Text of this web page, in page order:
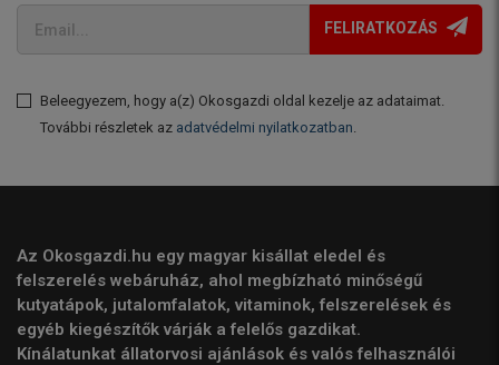
FELIRATKOZÁS
Beleegyezem, hogy a(z) Okosgazdi oldal kezelje az adataimat.
További részletek az adatvédelmi nyilatkozatban.
Az Okosgazdi.hu egy magyar kisállat eledel és
felszerelés webáruház, ahol megbízható minőségű
kutyatápok, jutalomfalatok, vitaminok, felszerelések és
egyéb kiegészítők várják a felelős gazdikat.
Kínálatunkat állatorvosi ajánlások és valós felhasználói